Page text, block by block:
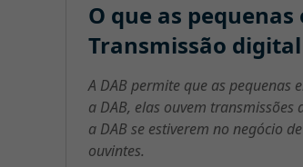
O que as
Transmissão
A DAB permite que as pequenas
a DAB, elas ouvem
a DAB se estiverem no negócio
ouvintes.